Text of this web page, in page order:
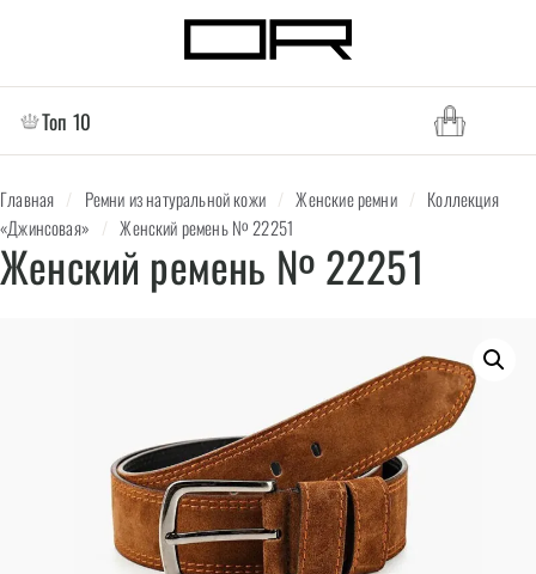
Топ 10
Главная / Ремни из натуральной кожи / Женские ремни / Коллекция
«Джинсовая» / Женский ремень № 22251
Женский ремень № 22251